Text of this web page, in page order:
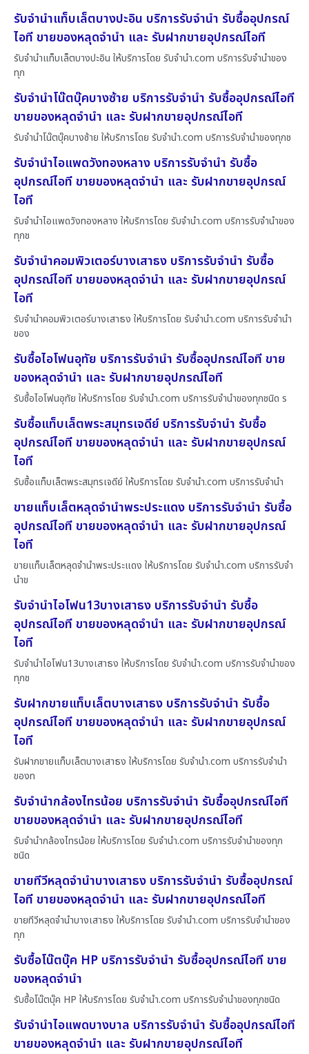
รับจำนำแท็บเล็ตบางปะอิน บริการรับจำนำ รับซื้ออุปกรณ์
ไอที ขายของหลุดจำนำ และ รับฝากขายอุปกรณ์ไอที
รับจำนำแท็บเล็ตบางปะอิน ให้บริการโดย รับจํานํา.com บริการรับจำนำของ
ทุก
รับจำนำโน๊ตบุ๊คบางซ้าย บริการรับจำนำ รับซื้ออุปกรณ์ไอที
ขายของหลุดจำนำ และ รับฝากขายอุปกรณ์ไอที
รับจำนำโน๊ตบุ๊คบางซ้าย ให้บริการโดย รับจํานํา.com บริการรับจำนำของทุกช
รับจำนำไอแพดวังทองหลาง บริการรับจำนำ รับซื้อ
อุปกรณ์ไอที ขายของหลุดจำนำ และ รับฝากขายอุปกรณ์
ไอที
รับจำนำไอแพดวังทองหลาง ให้บริการโดย รับจํานํา.com บริการรับจำนำของ
ทุกช
รับจำนำคอมพิวเตอร์บางเสาธง บริการรับจำนำ รับซื้อ
อุปกรณ์ไอที ขายของหลุดจำนำ และ รับฝากขายอุปกรณ์
ไอที
รับจำนำคอมพิวเตอร์บางเสาธง ให้บริการโดย รับจํานํา.com บริการรับจำนำ
ของ
รับซื้อไอโฟนอุทัย บริการรับจำนำ รับซื้ออุปกรณ์ไอที ขาย
ของหลุดจำนำ และ รับฝากขายอุปกรณ์ไอที
รับซื้อไอโฟนอุทัย ให้บริการโดย รับจํานํา.com บริการรับจำนำของทุกชนิด ร
รับซื้อแท็บเล็ตพระสมุทรเจดีย์ บริการรับจำนำ รับซื้อ
อุปกรณ์ไอที ขายของหลุดจำนำ และ รับฝากขายอุปกรณ์
ไอที
รับซื้อแท็บเล็ตพระสมุทรเจดีย์ ให้บริการโดย รับจํานํา.com บริการรับจำนำ
ขายแท็บเล็ตหลุดจำนำพระประแดง บริการรับจำนำ รับซื้อ
อุปกรณ์ไอที ขายของหลุดจำนำ และ รับฝากขายอุปกรณ์
ไอที
ขายแท็บเล็ตหลุดจำนำพระประแดง ให้บริการโดย รับจํานํา.com บริการรับจำ
นำข
รับจำนำไอโฟน13บางเสาธง บริการรับจำนำ รับซื้อ
อุปกรณ์ไอที ขายของหลุดจำนำ และ รับฝากขายอุปกรณ์
ไอที
รับจำนำไอโฟน13บางเสาธง ให้บริการโดย รับจํานํา.com บริการรับจำนำของ
ทุกช
รับฝากขายแท็บเล็ตบางเสาธง บริการรับจำนำ รับซื้อ
อุปกรณ์ไอที ขายของหลุดจำนำ และ รับฝากขายอุปกรณ์
ไอที
รับฝากขายแท็บเล็ตบางเสาธง ให้บริการโดย รับจํานํา.com บริการรับจำนำ
ของท
รับจำนำกล้องไทรน้อย บริการรับจำนำ รับซื้ออุปกรณ์ไอที
ขายของหลุดจำนำ และ รับฝากขายอุปกรณ์ไอที
รับจำนำกล้องไทรน้อย ให้บริการโดย รับจํานํา.com บริการรับจำนำของทุก
ชนิด
ขายทีวีหลุดจำนำบางเสาธง บริการรับจำนำ รับซื้ออุปกรณ์
ไอที ขายของหลุดจำนำ และ รับฝากขายอุปกรณ์ไอที
ขายทีวีหลุดจำนำบางเสาธง ให้บริการโดย รับจํานํา.com บริการรับจำนำของ
ทุก
รับซื้อโน๊ตบุ๊ค HP บริการรับจำนำ รับซื้ออุปกรณ์ไอที ขาย
ของหลุดจำนำ
รับซื้อโน๊ตบุ๊ค HP ให้บริการโดย รับจํานํา.com บริการรับจำนำของทุกชนิด
รับจำนำไอแพดบางบาล บริการรับจำนำ รับซื้ออุปกรณ์ไอที
ขายของหลุดจำนำ และ รับฝากขายอุปกรณ์ไอที